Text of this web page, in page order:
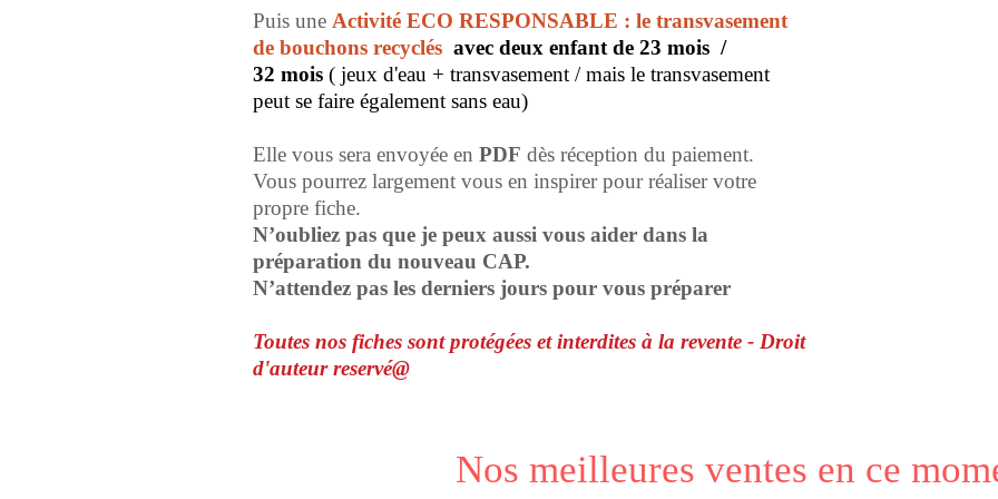
Puis une Activité ECO RESPONSABLE : le transvasement
de bouchons recyclés avec deux enfant de 23 mois /
32 mois ( jeux d'eau + transvasement / mais le transvasement
peut se faire également sans eau)
Elle vous sera envoyée en PDF dès réception du paiement.
Vous pourrez largement vous en inspirer pour réaliser votre
propre fiche.
N’oubliez pas que je peux aussi vous aider dans la
préparation du nouveau CAP.
N’attendez pas les derniers jours pour vous préparer
Toutes nos fiches sont protégées et interdites à la revente - Droit
d'auteur reservé@
Nos meilleures ventes en ce